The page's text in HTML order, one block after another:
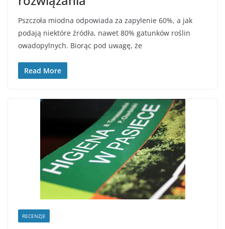
Pszczoła miodna odpowiada za zapylenie 60%, a jak
podają niektóre źródła, nawet 80% gatunków roślin
owadopylnych. Biorąc pod uwagę, że
Read More
RECENZJE